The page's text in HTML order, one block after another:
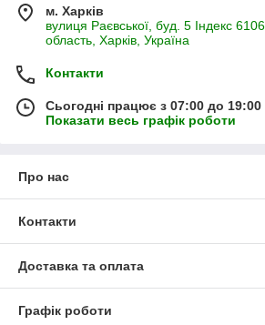
м. Харків
вулиця Раєвської, буд. 5 Індекс
область, Харків, Україна
Контакти
Сьогодні працює з 07:00 до 19:00
Показати весь графік роботи
Про нас
Контакти
Доставка та оплата
Графік роботи